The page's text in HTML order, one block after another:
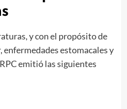
y con el propósito de
enfermedades estomacales y
emitió las siguientes